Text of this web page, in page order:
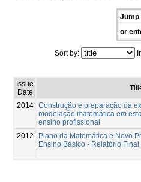
Jump
or
Sort by:
Issue
Date
2014 Construção e preparação da
modelação matemática em
ensino profissional
2012
Plano da Matemática e Novo
Ensino Básico - Relatório